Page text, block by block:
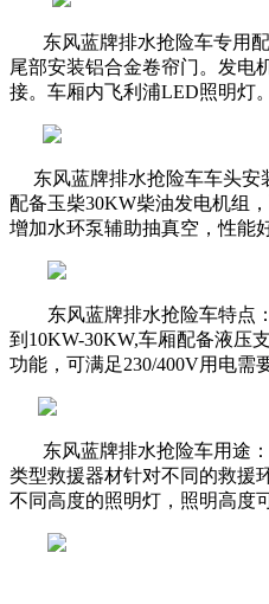
东风蓝牌排水抢险车专用配
尾部安装铝合金卷帘门。发电
接。车厢内飞利浦LED照明灯
东风蓝牌排水抢险车车头安
配备玉柴30KW柴油发电机组
增加水环泵辅助抽真空，性能
东风蓝牌排水抢险车特点
到10KW-30KW,车厢配备液压
功能，可满足230/400V用电需
东风蓝牌排水抢险车用途：
类型救援器材针对不同的救援
不同高度的照明灯，照明高度